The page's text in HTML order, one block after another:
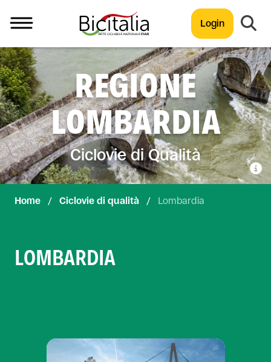
Login
TUTTO
REGIONE
LOMBARDIA
Ciclovie di Qualità
Home / Ciclovie di qualità / Lombardia
LOMBARDIA